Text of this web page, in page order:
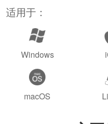
适用于：
Windows
macOS